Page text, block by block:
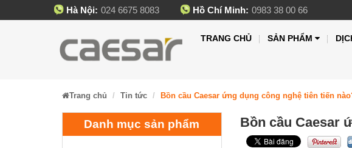
Hà Nội: 024 6675 8083 Hồ Chí Minh: 0983 38 00 66
TRANG CHỦ SẢN PHẨM
Trang chủ Tin tức Bồn cầu Caesar ứng dụng công nghệ tiên tiến
Danh mục sản phẩm Bồn cầu Caesar